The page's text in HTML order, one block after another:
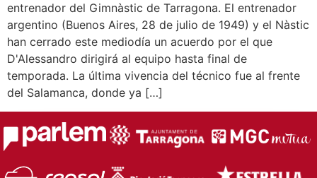
entrenador del Gimnàstic de Tarragona. El entrenador
argentino (Buenos Aires, 28 de julio de 1949) y el Nàstic
han cerrado este mediodía un acuerdo por el que
D'Alessandro dirigirá al equipo hasta final de
temporada. La última vivencia del técnico fue al frente
del Salamanca, donde ya […]